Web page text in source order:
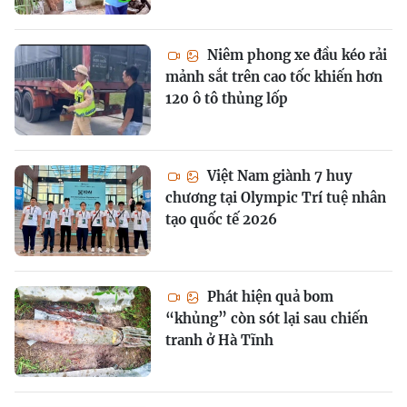
Niêm phong xe đầu kéo rải
mảnh sắt trên cao tốc khiến hơn
120 ô tô thủng lốp
Việt Nam giành 7 huy
chương tại Olympic Trí tuệ nhân
tạo quốc tế 2026
Phát hiện quả bom
“khủng” còn sót lại sau chiến
tranh ở Hà Tĩnh